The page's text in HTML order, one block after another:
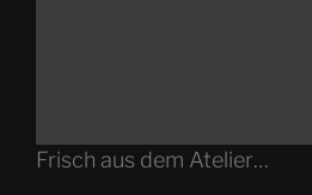
Frisch aus dem Atelier…